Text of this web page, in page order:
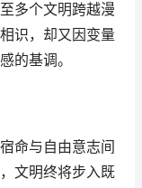
多个文明跨越漫
识，却又因变量
的基调。
命与自由意志间
文明终将步入既